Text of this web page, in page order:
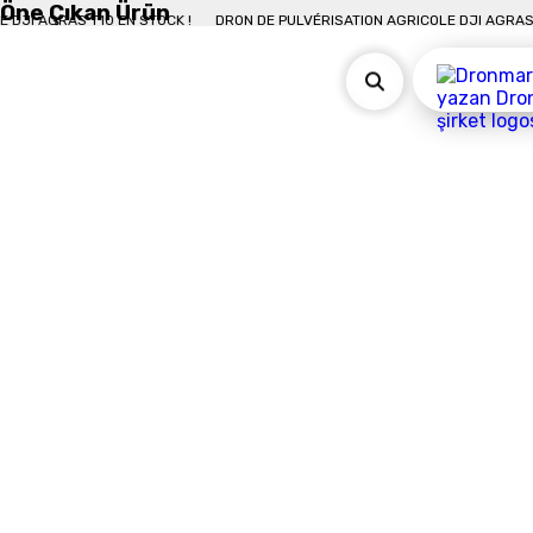
AGRICOLE DJI AGRAS T10 EN STOCK ! DRON DE PULVÉRISATION
Öne Çıkan Ürün